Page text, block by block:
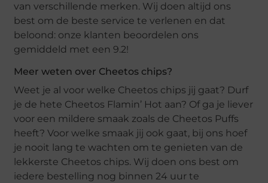
van verschillende merken. Wij doen altijd ons
best om de beste service te verlenen en dat
beloond: onze klanten beoordelen ons
gemiddeld met een 9.2!
Meer weten over Cheetos chips?
Weet je al voor welke Cheetos chips jij gaat? Durf
je de hete Cheetos Flamin’ Hot aan? Of ga je liever
voor een mildere smaak zoals de Cheetos Puffs
heeft? Voor welke smaak jij ook gaat, bij ons hoef
je nooit lang te wachten om te genieten van de
lekkerste Cheetos chips. Wij doen ons best om
iedere bestelling nog binnen 24 uur te